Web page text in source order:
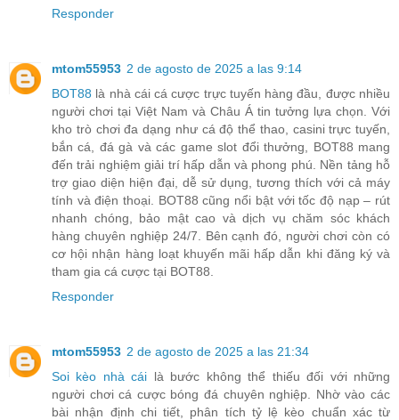
Responder
mtom55953 2 de agosto de 2025 a las 9:14
BOT88 là nhà cái cá cược trực tuyến hàng đầu, được nhiều
người chơi tại Việt Nam và Châu Á tin tưởng lựa chọn. Với
kho trò chơi đa dạng như cá độ thể thao, casini trực tuyến,
bắn cá, đá gà và các game slot đổi thưởng, BOT88 mang
đến trải nghiệm giải trí hấp dẫn và phong phú. Nền tảng hỗ
trợ giao diện hiện đại, dễ sử dụng, tương thích với cả máy
tính và điện thoại. BOT88 cũng nổi bật với tốc độ nạp – rút
nhanh chóng, bảo mật cao và dịch vụ chăm sóc khách
hàng chuyên nghiệp 24/7. Bên cạnh đó, người chơi còn có
cơ hội nhận hàng loạt khuyến mãi hấp dẫn khi đăng ký và
tham gia cá cược tại BOT88.
Responder
mtom55953 2 de agosto de 2025 a las 21:34
Soi kèo nhà cái là bước không thể thiếu đối với những
người chơi cá cược bóng đá chuyên nghiệp. Nhờ vào các
bài nhận định chi tiết, phân tích tỷ lệ kèo chuẩn xác từ